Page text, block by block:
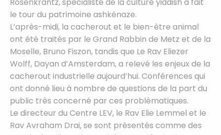
le tour du patrimoine ashkénaze.
L’après-midi, la cacherout et le bien-être animal
ont été traités par le Grand Rabbin de Metz et de la
Moselle, Bruno Fiszon, tandis que Le Rav Eliezer
Wolff, Dayan d’Amsterdam, a relevé les enjeux de la
cacherout industrielle aujourd’hui. Conférences qui
ont donné lieu à nombre de questions de la part du
public très concerné par ces problématiques.
Le directeur du Centre LEV, le Rav Elie Lemmel et le
Rav Avraham Drai, se sont présentés comme des